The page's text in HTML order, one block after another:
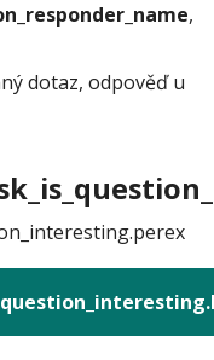
,
dotaz, odpověď u